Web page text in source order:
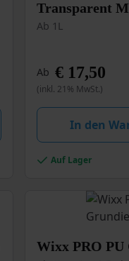
Transparent
Ab 1L
Ab € 17,50
(inkl. 21% MwSt.)
In den
weist
mehrere
Die
Optionen
können
der
gewählt
Auf Lager
Wixx PRO
Dieses
Produkt